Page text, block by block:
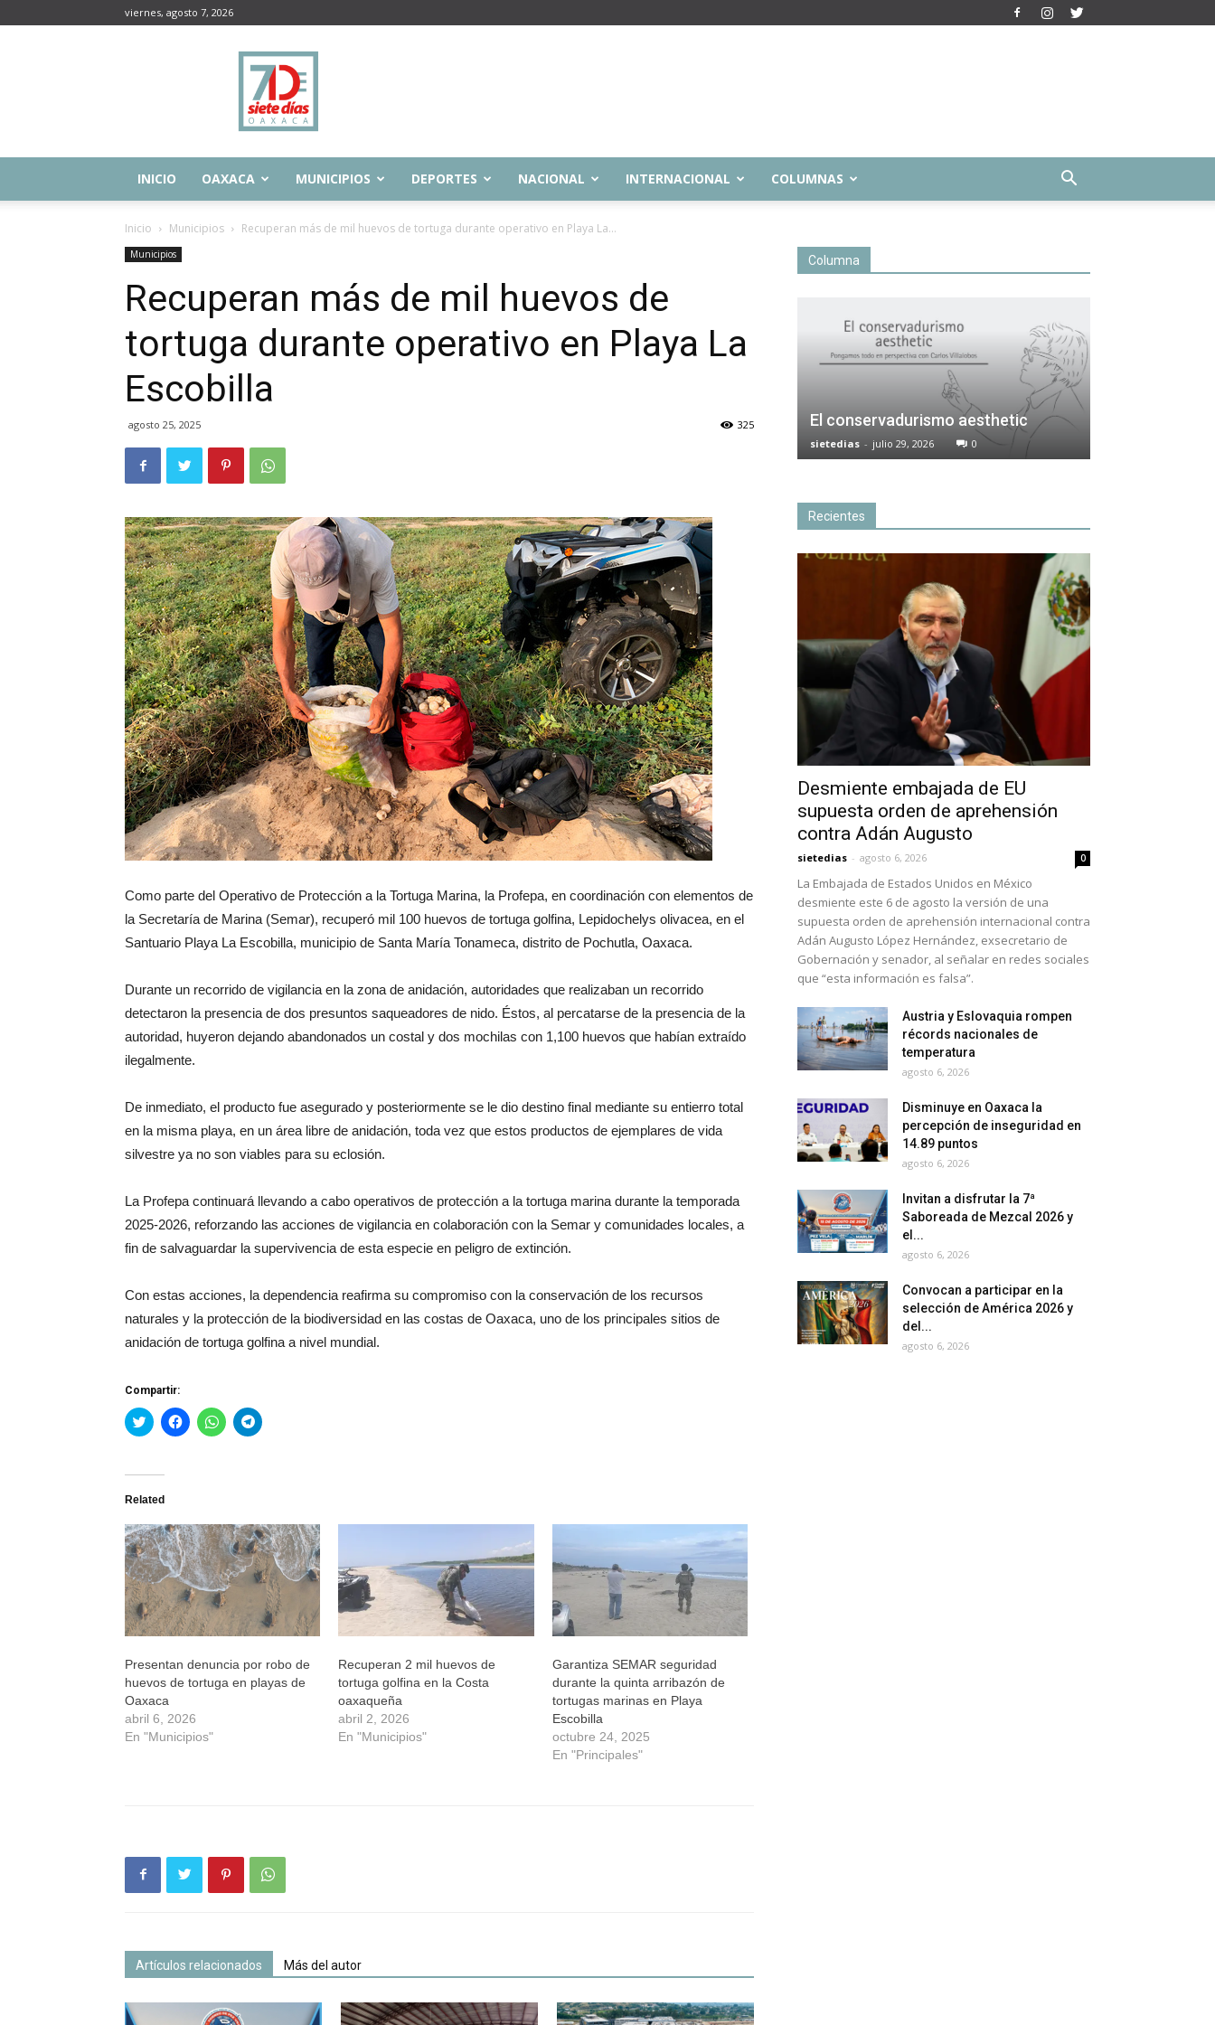
viernes, agosto 7, 2026
Siete
Días
Oaxaca
INICIO OAXACA MUNICIPIOS DEPORTES NACIONAL INTERNACIONAL COLUMNAS
Inicio Municipios Recuperan más de mil huevos de tortuga durante operativo en Playa La...
Municipios
Recuperan más de mil huevos de
tortuga durante operativo en Playa La
Escobilla
agosto 25, 2025 325
Como parte del Operativo de Protección a la Tortuga Marina, la Profepa, en coordinación con elementos de
la Secretaría de Marina (Semar), recuperó mil 100 huevos de tortuga golfina, Lepidochelys olivacea, en el
Santuario Playa La Escobilla, municipio de Santa María Tonameca, distrito de Pochutla, Oaxaca.
Durante un recorrido de vigilancia en la zona de anidación, autoridades que realizaban un recorrido
detectaron la presencia de dos presuntos saqueadores de nido. Éstos, al percatarse de la presencia de la
autoridad, huyeron dejando abandonados un costal y dos mochilas con 1,100 huevos que habían extraído
ilegalmente.
De inmediato, el producto fue asegurado y posteriormente se le dio destino final mediante su entierro total
en la misma playa, en un área libre de anidación, toda vez que estos productos de ejemplares de vida
silvestre ya no son viables para su eclosión.
La Profepa continuará llevando a cabo operativos de protección a la tortuga marina durante la temporada
2025-2026, reforzando las acciones de vigilancia en colaboración con la Semar y comunidades locales, a
fin de salvaguardar la supervivencia de esta especie en peligro de extinción.
Con estas acciones, la dependencia reafirma su compromiso con la conservación de los recursos
naturales y la protección de la biodiversidad en las costas de Oaxaca, uno de los principales sitios de
anidación de tortuga golfina a nivel mundial.
Compartir:
Haz
clic
Twitter
abre
una
ventana
nueva)
Haz
clic
una
ventana
nueva)
Haz
clic
una
ventana
nueva)
Haz
clic
una
ventana
nueva)
Related
Presentan denuncia por robo de
huevos de tortuga en playas de
Oaxaca
abril 6, 2026
En "Municipios"
Recuperan 2 mil huevos de
tortuga golfina en la Costa
oaxaqueña
abril 2, 2026
En "Municipios"
Garantiza SEMAR seguridad
durante la quinta arribazón de
tortugas marinas en Playa
Escobilla
octubre 24, 2025
En "Principales"
Artículos relacionados Más del autor
Columna
El conservadurismo aesthetic
sietedias - julio 29, 2026 0
Recientes
Desmiente embajada de EU
supuesta orden de aprehensión
contra Adán Augusto
sietedias - agosto 6, 2026 0
La Embajada de Estados Unidos en México
desmiente este 6 de agosto la versión de una
supuesta orden de aprehensión internacional contra
Adán Augusto López Hernández, exsecretario de
Gobernación y senador, al señalar en redes sociales
que “esta información es falsa”.
Austria y Eslovaquia rompen
récords nacionales de
temperatura
agosto 6, 2026
Disminuye en Oaxaca la
percepción de inseguridad en
14.89 puntos
agosto 6, 2026
Invitan a disfrutar la 7ª
Saboreada de Mezcal 2026 y
el...
agosto 6, 2026
Convocan a participar en la
selección de América 2026 y
del...
agosto 6, 2026